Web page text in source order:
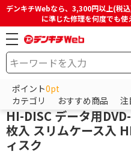
デンキチWebなら、3,300円以上(税
に準じた修理を何度でも使
ポイント0pt
カテゴリ
おすすめ商品 注
HOME 商品一覧ページ パ
ハイディスク
HI-DISC データ用
枚入 スリムケース入
ィスク